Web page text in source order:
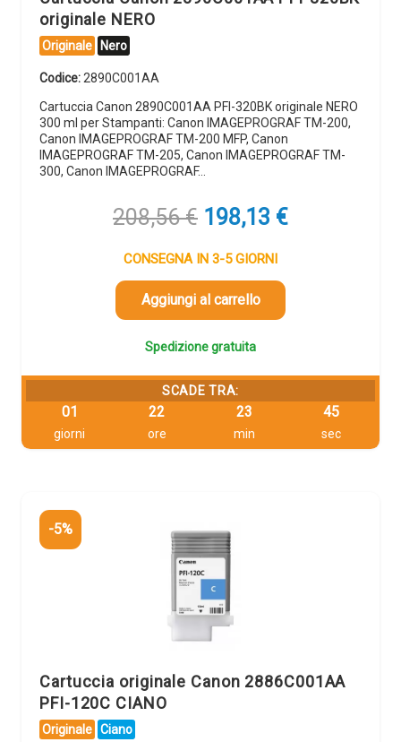
originale NERO
Originale Nero
Codice: 2890C001AA
Cartuccia Canon 2890C001AA PFI-320BK originale NERO
300 ml per Stampanti: Canon IMAGEPROGRAF TM-200,
Canon IMAGEPROGRAF TM-200 MFP, Canon
IMAGEPROGRAF TM-205, Canon IMAGEPROGRAF TM-
300, Canon IMAGEPROGRAF…
208,56€ Il
originale
era:
208,56 €.
198,13 €Il
CONSEGNA IN 3-5 GIORNI
Aggiungi al carrello
Spedizione gratuita
SCADE TRA:
01
giorni
22
ore
23
min
44
sec
-5%
Cartuccia originale Canon 2886C001AA
PFI-120C CIANO
Originale Ciano